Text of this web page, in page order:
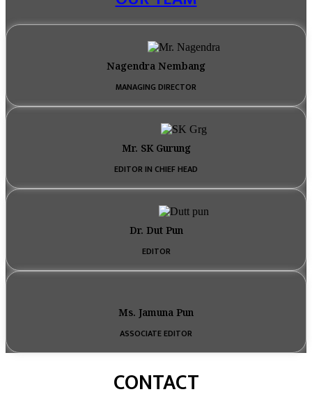
Nagendra Nembang
MANAGING DIRECTOR
Mr. SK Gurung
EDITOR IN CHIEF HEAD
Dr. Dut Pun
EDITOR
Ms. Jamuna Pun
ASSOCIATE EDITOR
CONTACT